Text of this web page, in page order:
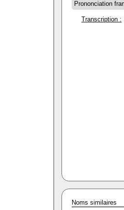
Prononciation
Transcription :
Noms similaires